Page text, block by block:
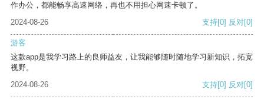
作办公，都能畅享高速网络，再也不用担心网速卡顿了。
2024-08-26
支持[0] 反对[0]
游客
这款app是我学习路上的良师益友，让我能够随时随地学习新知识，拓宽
视野。
2024-08-26
支持[0] 反对[0]